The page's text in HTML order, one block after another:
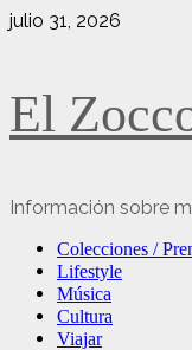
Saltar
julio 31, 2026
El
Información sobre
Menú
principal
Colecciones /
Lifestyle
Música
Cultura
Viajar